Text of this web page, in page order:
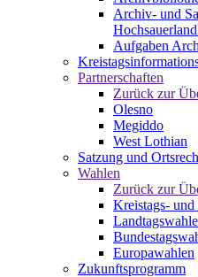
Archiv- und
Aufgaben
Partnerschaften
Zurück zur
Olesno
Megiddo
West Lothian
Satzung und
Wahlen
Zurück zur
Kreistags-
Europawahlen
Zukunftsprogramm